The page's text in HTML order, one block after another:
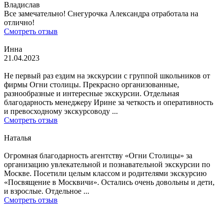
Владислав
Все замечательно! Снегурочка Александра отработала на
отлично!
Смотреть отзыв
Инна
21.04.2023
Не первый раз ездим на экскурсии с группой школьников от
фирмы Огни столицы. Прекрасно организованные,
разнообразные и интересные экскурсии. Отдельная
благодарность менеджеру Ирине за четкость и оперативность
и превосходному экскурсоводу ...
Смотреть отзыв
Наталья
Огромная благодарность агентству «Огни Столицы» за
организацию увлекательной и познавательной экскурсии по
Москве. Посетили целым классом и родителями экскурсию
«Посвящение в Москвичи». Остались очень довольны и дети,
и взрослые. Отдельное ...
Смотреть отзыв